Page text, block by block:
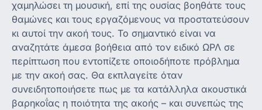
χαμηλώσει τη μουσική, επί της ουσίας βοηθάτε τους
θαμώνες και τους εργαζόμενους να προστατεύσουν
κι αυτοί την ακοή τους. Το σημαντικό είναι να
αναζητάτε άμεσα βοήθεια από τον ειδικό ΩΡΛ σε
περίπτωση που εντοπίζετε οποιοδήποτε πρόβλημα
με την ακοή σας. Θα εκπλαγείτε όταν
συνειδητοποιήσετε πως με τα κατάλληλα ακουστικά
βαρηκοΐας η ποιότητα της ακοής – και συνεπώς της